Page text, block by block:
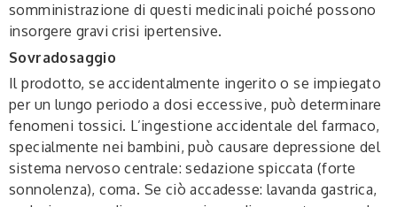
somministrazione di questi medicinali poiché possono
insorgere gravi crisi ipertensive.
Sovradosaggio
Il prodotto, se accidentalmente ingerito o se impiegato
per un lungo periodo a dosi eccessive, può determinare
fenomeni tossici. L’ingestione accidentale del farmaco,
specialmente nei bambini, può causare depressione del
sistema nervoso centrale: sedazione spiccata (forte
sonnolenza), coma. Se ciò accadesse: lavanda gastrica,